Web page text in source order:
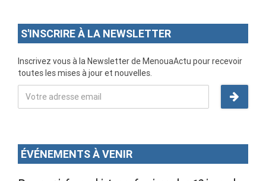
S'INSCRIRE À LA NEWSLETTER
Inscrivez vous à la Newsletter de MenouaActu pour recevoir
toutes les mises à jour et nouvelles.
ÉVÉNEMENTS À VENIR